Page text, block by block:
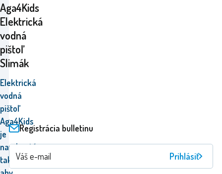
Aga4Kids
Elektrická
vodná
pištoľ
Slimák
Elektrická
vodná
pištoľ
Aga4Kids
je
navrhnutá
tak,
Registrácia bulletinu
Prihlásiť